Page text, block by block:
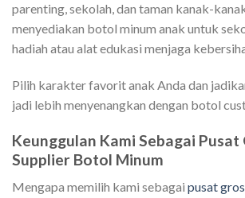
parenting, sekolah, dan taman kanak-
menyediakan botol minum anak untuk
hadiah atau alat edukasi menjaga
Pilih karakter favorit anak Anda dan
jadi lebih menyenangkan dengan botol
Keunggulan Kami Sebagai Pusat
Supplier Botol Minum
Mengapa memilih kami sebagai pusat